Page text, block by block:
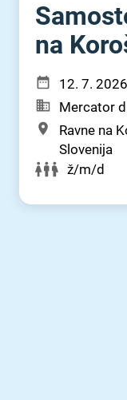
na
12. 7. 2026
Mercator
Ravne na
Slovenija
ž/m/d